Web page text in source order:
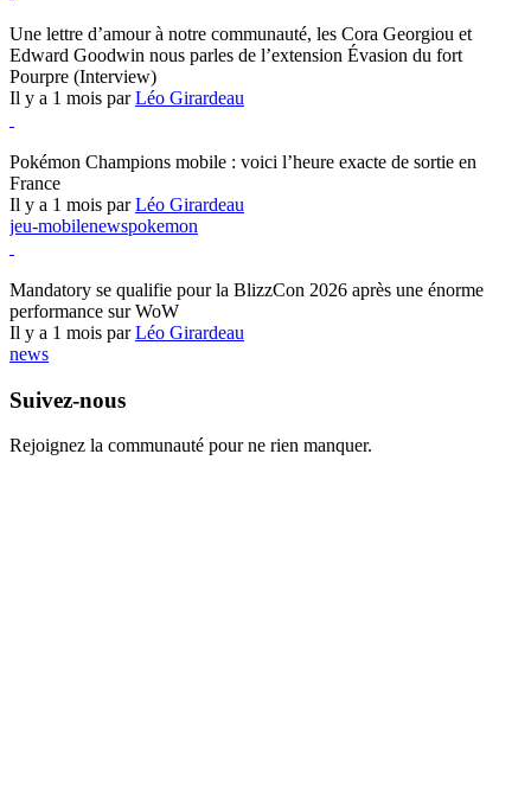
Une lettre d’amour à notre communauté, les Cora Georgiou et
Edward Goodwin nous parles de l’extension Évasion du fort
Pourpre (Interview)
Il y a 1 mois parLéo Girardeau
Pokémon Champions mobile : voici l’heure exacte de sortie en
France
Il y a 1 mois parLéo Girardeau
jeu-mobilenewspokemon
Mandatory se qualifie pour la BlizzCon 2026 après une énorme
performance sur WoW
Il y a 1 mois parLéo Girardeau
news
Suivez-nous
Rejoignez la communauté pour ne rien manquer.